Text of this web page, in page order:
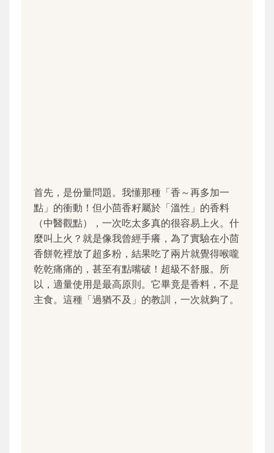
首先，是份量問題。我懂那種「香～再多加一
點」的衝動！但小茴香籽屬於「溫性」的香料
（中醫觀點），一次吃太多真的很容易上火。什
麼叫上火？就是像我曾經手癢，為了實驗在小茴
香餅乾裡放了超多粉，結果吃了兩片就覺得喉嚨
乾乾痛痛的，甚至有點嘴破！超級不舒服。所
以，適量使用是最高原則。它畢竟是香料，不是
主食。這種「過猶不及」的教訓，一次就夠了。